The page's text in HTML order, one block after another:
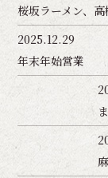
桜坂ラーメン、高
2025.12.29
年末年始営業